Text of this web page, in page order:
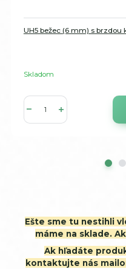
UH5 bežec (6 mm) s brzdou
Skladom
Ešte sme tu nestihli
máme na sklade.
Ak hľadáte
kontaktujte nás